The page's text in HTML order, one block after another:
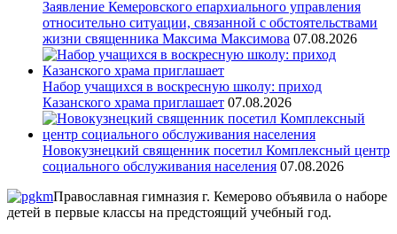
Заявление Кемеровского епархиального управления
относительно ситуации, связанной с обстоятельствами
жизни священника Максима Максимова 07.08.2026
Набор учащихся в воскресную школу: приход
Казанского храма приглашает 07.08.2026
Новокузнецкий священник посетил Комплексный центр
социального обслуживания населения 07.08.2026
Православная гимназия г. Кемерово объявила о наборе
детей в первые классы на предстоящий учебный год.